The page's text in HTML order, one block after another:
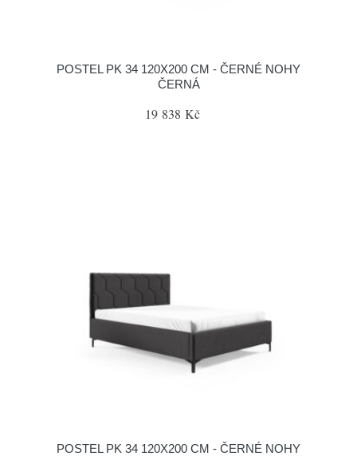
POSTEL PK 34 120X200 CM - ČERNÉ NOHY
ČERNÁ
19 838 Kč
POSTEL PK 34 120X200 CM - ČERNÉ NOHY